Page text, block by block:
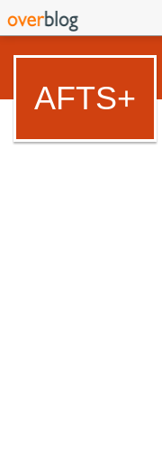
AFTS+